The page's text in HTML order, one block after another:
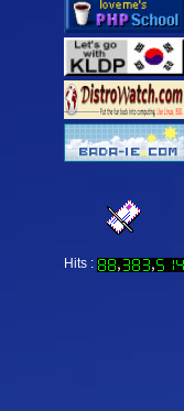
Hits :